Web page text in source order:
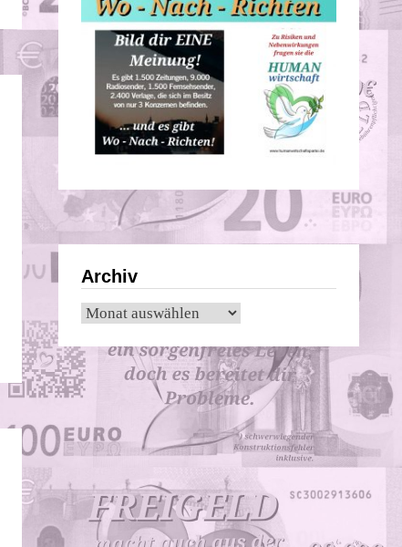
Archiv
Archiv